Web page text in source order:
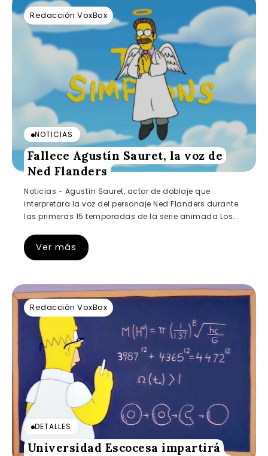
Redacción VoxBox
NOTICIAS
Fallece Agustín Sauret, la voz de
Ned Flanders
Noticias.- Agustín Sauret, actor de doblaje que
interpretara la voz del personaje Ned Flanders durante
las primeras 15 temporadas de la serie animada Los...
Ver más
Redacción VoxBox
DETALLES
Universidad Escocesa impartirá